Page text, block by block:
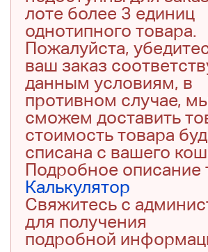
лоте более 3 единиц
однотипного товара.
Пожалуйста,
ваш заказ
данным условиям, в
противном случае,
сможем доставить
стоимость товара
списана с вашего
Подробное описание
Калькулятор
Свяжитесь с
для получения
подробной